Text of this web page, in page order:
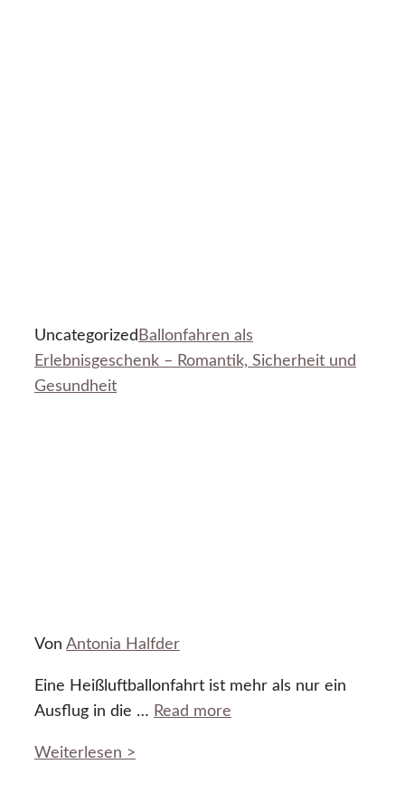
Uncategorized Ballonfahren als
Erlebnisgeschenk – Romantik, Sicherheit und
Gesundheit
Von Antonia Halfder
Eine Heißluftballonfahrt ist mehr als nur ein
Ausflug in die … Read more
Weiterlesen >